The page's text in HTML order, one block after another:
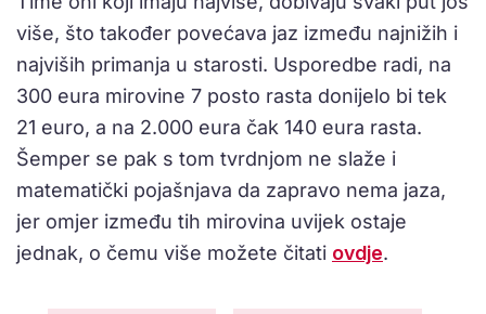
više, što također povećava jaz između najnižih i
najviših primanja u starosti. Usporedbe radi, na
300 eura mirovine 7 posto rasta donijelo bi tek
21 euro, a na 2.000 eura čak 140 eura rasta.
Šemper se pak s tom tvrdnjom ne slaže i
matematički pojašnjava da zapravo nema jaza,
jer omjer između tih mirovina uvijek ostaje
jednak, o čemu više možete čitati ovdje.